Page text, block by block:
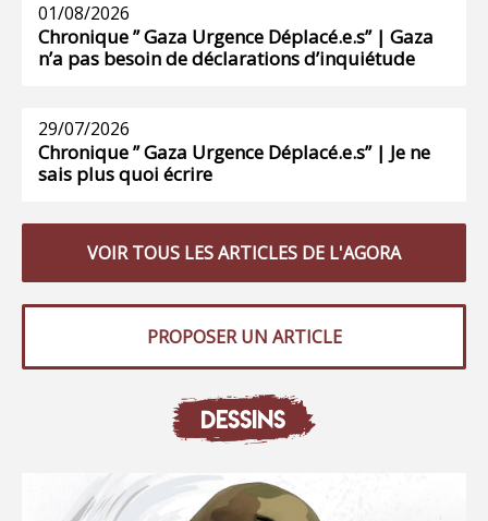
01/08/2026
Chronique ” Gaza Urgence Déplacé.e.s” | Gaza
n’a pas besoin de déclarations d’inquiétude
29/07/2026
Chronique ” Gaza Urgence Déplacé.e.s” | Je ne
sais plus quoi écrire
VOIR TOUS LES ARTICLES DE L'AGORA
PROPOSER UN ARTICLE
DESSINS